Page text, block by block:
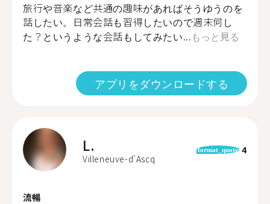
旅行や音楽など共通の趣味があればそうゆうのを
話したい。日常会話も習得したいので週末何し
た？というような会話もしてみたい...もっと見る
アプリをダウンロードする
L.
Villeneuve-d'Ascq
format_quote 4
流暢